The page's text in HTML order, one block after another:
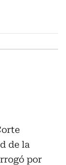
de la
por